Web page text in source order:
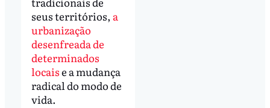
seus territórios, a
urbanização
desenfreada de
determinados
locaise a mudança
radical do modo de
vida.